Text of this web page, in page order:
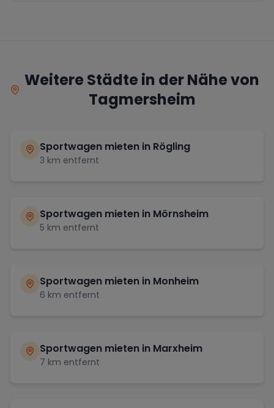
Weitere Städte in der Nähe von
Tagmersheim
Sportwagen mieten in Rögling
3 km entfernt
Sportwagen mieten in Mörnsheim
5 km entfernt
Sportwagen mieten in Monheim
6 km entfernt
Sportwagen mieten in Marxheim
7 km entfernt